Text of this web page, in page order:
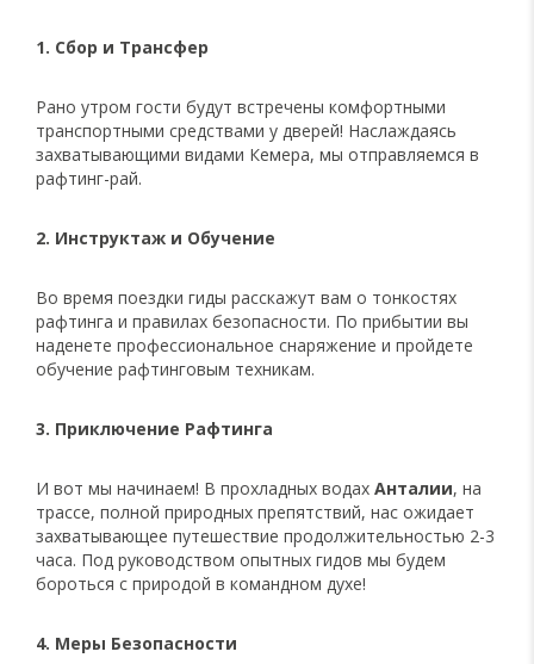
1. Сбор и Трансфер
Рано утром гости будут встречены комфортными
транспортными средствами у дверей! Наслаждаясь
захватывающими видами Кемера, мы отправляемся в
рафтинг-рай.
2. Инструктаж и Обучение
Во время поездки гиды расскажут вам о тонкостях
рафтинга и правилах безопасности. По прибытии вы
наденете профессиональное снаряжение и пройдете
обучение рафтинговым техникам.
3. Приключение Рафтинга
И вот мы начинаем! В прохладных водах Анталии, на
трассе, полной природных препятствий, нас ожидает
захватывающее путешествие продолжительностью 2-3
часа. Под руководством опытных гидов мы будем
бороться с природой в командном духе!
4. Меры Безопасности